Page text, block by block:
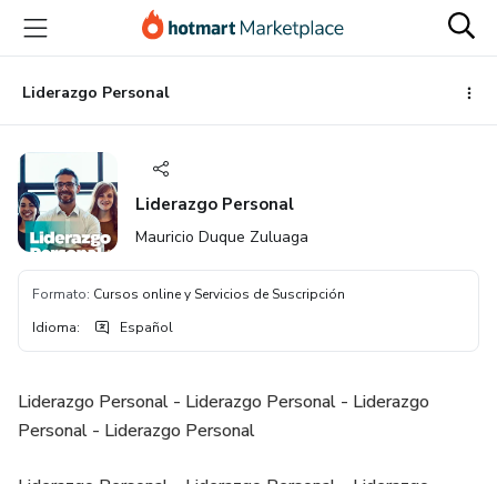
principal
página
de
página
Liderazgo Personal
Liderazgo Personal
Mauricio Duque Zuluaga
Formato: Cursos online y Servicios de Suscripción
Idioma: Español
Liderazgo Personal - Liderazgo Personal - Liderazgo
Personal - Liderazgo Personal